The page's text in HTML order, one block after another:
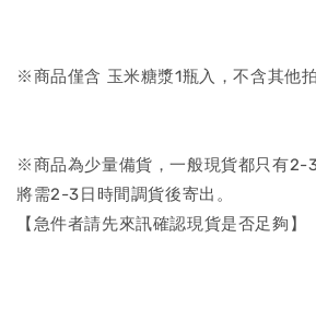
※商品僅含 玉米糖漿1瓶入，不含其他拍
※商品為少量備貨，一般現貨都只有2-
將需2-3日時間調貨後寄出。
【急件者請先來訊確認現貨是否足夠】